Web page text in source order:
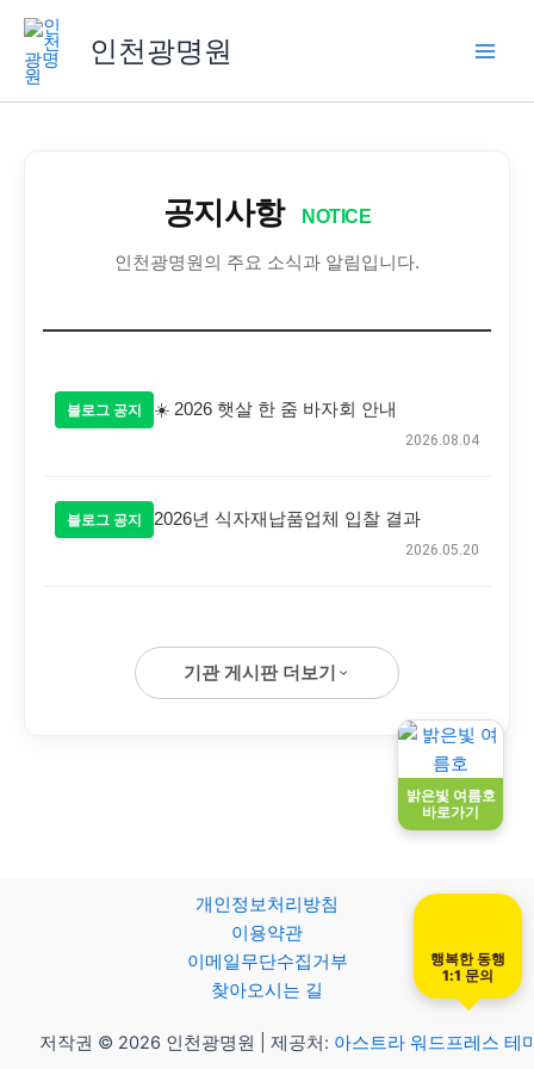
밝은빛 여름호
바로가기
로
인천광명원
공지사항 NOTICE
인천광명원의 주요 소식과 알림입니다.
블로그 공지 ☀️ 2026 햇살 한 줌 바자회 안내
2026.08.04
블로그 공지 2026년 식자재납품업체 입찰 결과
2026.05.20
기관 게시판 더보기
개인정보처리방침
이용약관
이메일무단수집거부
찾아오시는 길
저작권 © 2026 인천광명원 | 제공처: 아스트라 워드프레스 테
행복한 동행
1:1 문의